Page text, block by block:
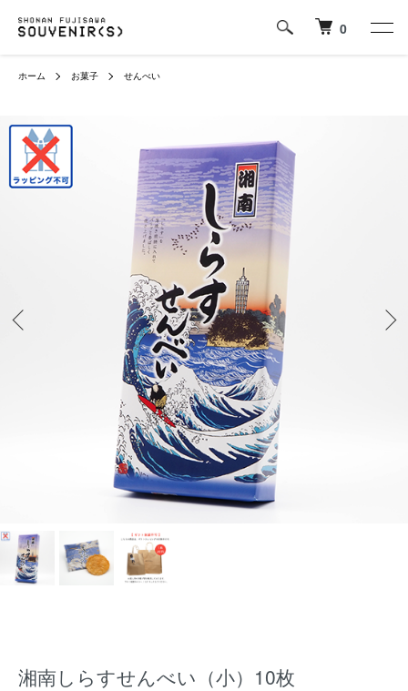
0
ホーム お菓子 せんべい
湘南しらすせんべい（小）10枚